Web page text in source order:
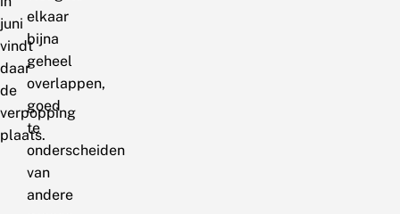
juni
vindt
daar
de
verpopping
plaats.
elkaar
bijna
geheel
overlappen,
goed
te
onderscheiden
van
andere